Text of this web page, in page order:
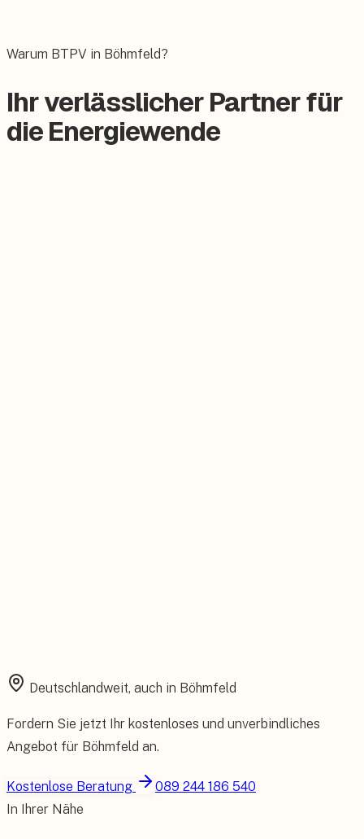
Warum BTPV in Böhmfeld?
Ihr verlässlicher Partner für
die Energiewende
Deutschlandweit, auch in Böhmfeld
Fordern Sie jetzt Ihr kostenloses und unverbindliches
Angebot für Böhmfeld an.
Kostenlose Beratung
089 244 186 540
In Ihrer Nähe